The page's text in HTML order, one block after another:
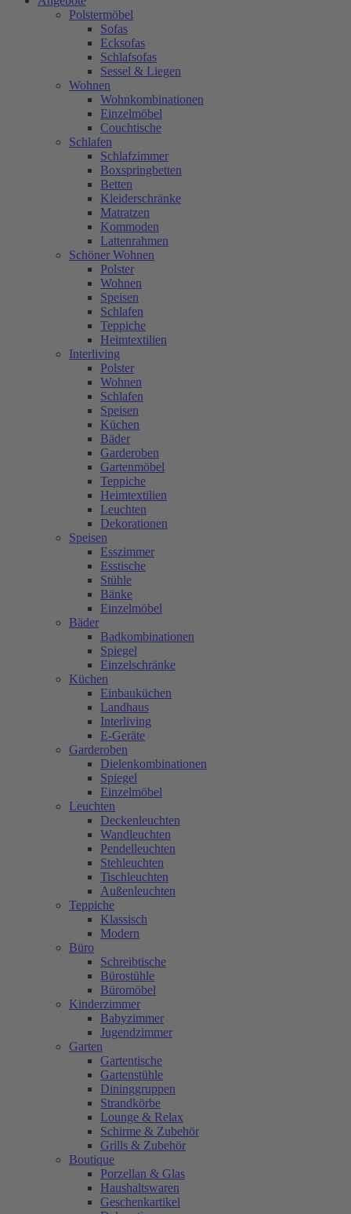
Polstermöbel
Sofas
Ecksofas
Schlafsofas
Sessel & Liegen
Wohnen
Wohnkombinationen
Einzelmöbel
Couchtische
Schlafen
Schlafzimmer
Boxspringbetten
Betten
Kleiderschränke
Matratzen
Kommoden
Lattenrahmen
Schöner Wohnen
Polster
Wohnen
Speisen
Schlafen
Teppiche
Heimtextilien
Interliving
Polster
Wohnen
Schlafen
Speisen
Küchen
Bäder
Garderoben
Gartenmöbel
Teppiche
Heimtextilien
Leuchten
Dekorationen
Speisen
Esszimmer
Esstische
Stühle
Bänke
Einzelmöbel
Bäder
Badkombinationen
Spiegel
Einzelschränke
Küchen
Einbauküchen
Landhaus
Interliving
E-Geräte
Garderoben
Dielenkombinationen
Spiegel
Einzelmöbel
Leuchten
Deckenleuchten
Wandleuchten
Pendelleuchten
Stehleuchten
Tischleuchten
Außenleuchten
Teppiche
Klassisch
Modern
Büro
Schreibtische
Bürostühle
Büromöbel
Kinderzimmer
Babyzimmer
Jugendzimmer
Garten
Gartentische
Gartenstühle
Dininggruppen
Strandkörbe
Lounge & Relax
Schirme & Zubehör
Grills & Zubehör
Boutique
Porzellan & Glas
Haushaltswaren
Geschenkartikel